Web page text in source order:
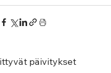
päivitykset